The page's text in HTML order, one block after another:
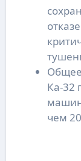
Ка-32
чем